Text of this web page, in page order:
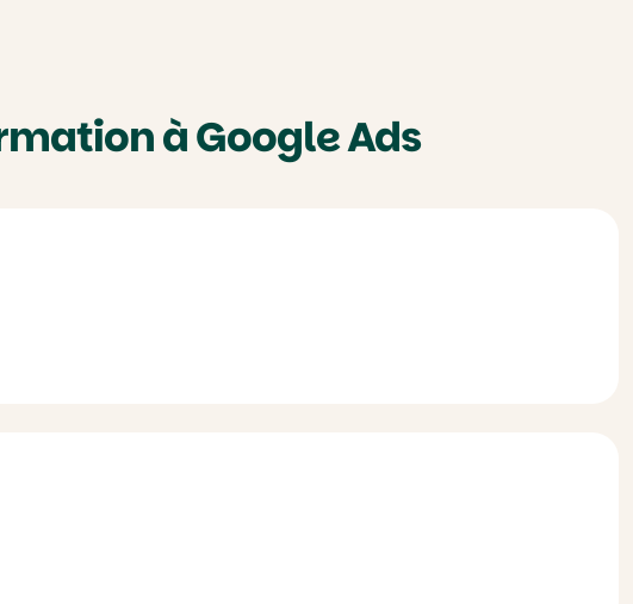
à Google Ads